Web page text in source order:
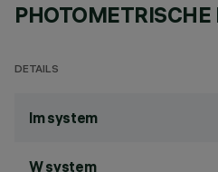
PHOTOMETRISCHE
DETAILS
lm system
W system